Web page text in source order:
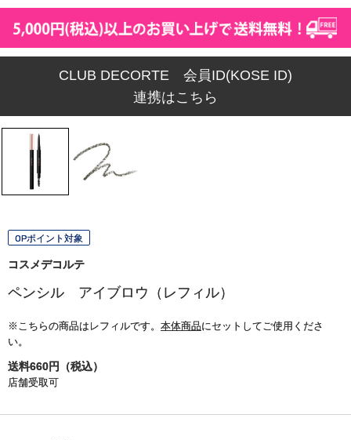
CLUB DECORTE 会員ID(KOSE ID)
連携はこちら
OPポイント対象
コスメデコルテ
ペンシル アイブロウ（レフィル）
※こちらの商品はレフィルです。 本体商品にセットしてご使用くださ
い。
送料660円（税込）
店舗受取可